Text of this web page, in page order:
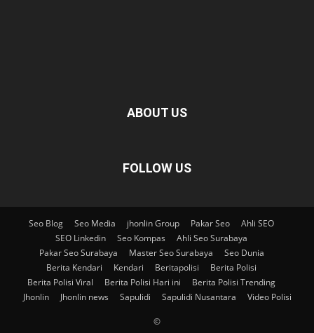
ABOUT US
FOLLOW US
Seo Blog Seo Media jhonlin Group Pakar Seo
Ahli SEO
SEO Linkedin
Seo Kompas
Ahli Seo Surabaya
Pakar Seo Surabaya
Master Seo Surabaya
Seo Dunia
Berita Kendari
Kendari Beritapolisi
Berita Polisi
Berita Polisi Viral
Berita Polisi Hari ini
Berita Polisi Trending
Jhonlin
Jhonlin news Sapulidi Sapulidi Nusantara Video Polisi
©